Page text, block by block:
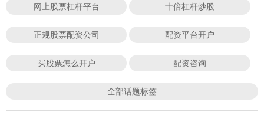
网上股票杠杆平台 十倍杠杆炒股
正规股票配资公司 配资平台开户
买股票怎么开户 配资咨询
全部话题标签